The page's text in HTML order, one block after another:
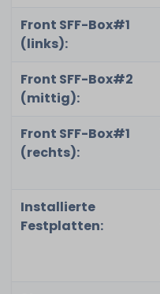
Front SFF-Box#1
(links):
Front SFF-Box#2
(mittig):
Front SFF-Box#1
(rechts):
Installierte
Festplatten: